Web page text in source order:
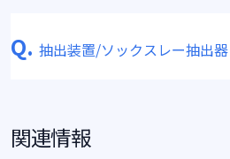
Q. 抽出装置/ソックスレー抽出器
関連情報